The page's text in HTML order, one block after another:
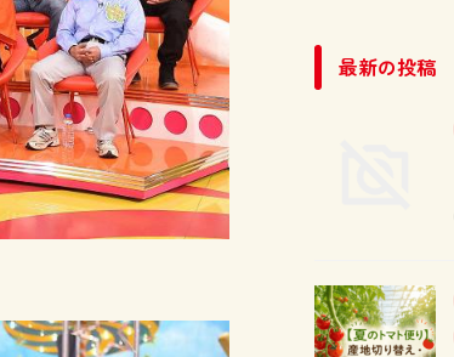
最新の投稿